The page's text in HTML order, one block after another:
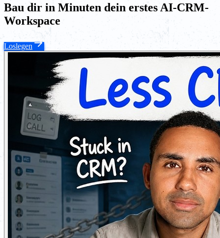
Bau dir in Minuten dein erstes AI-CRM-
Workspace
Loslegen